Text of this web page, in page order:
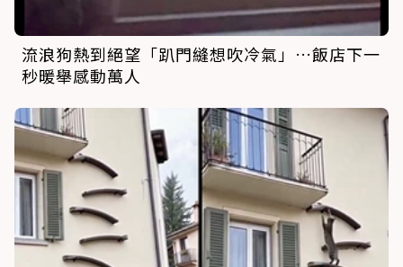
流浪狗熱到絕望「趴門縫想吹冷氣」…飯店下一
秒暖舉感動萬人